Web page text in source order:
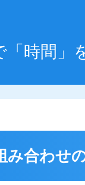
「時間」
み合わせ